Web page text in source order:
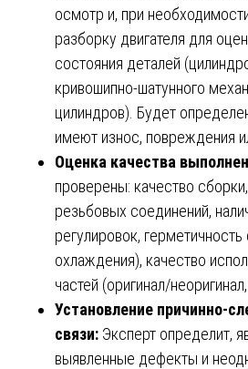
осмотр и, при
разборку двигателя для
состояния деталей
кривошипно-шатунного
цилиндров). Будет
имеют износ, повреждения
Оценка качества
проверены: качество
резьбовых соединений,
регулировок,
охлаждения), качество
частей (оригинал/
Установление причинно-
связи: Эксперт определит,
выявленные дефекты и